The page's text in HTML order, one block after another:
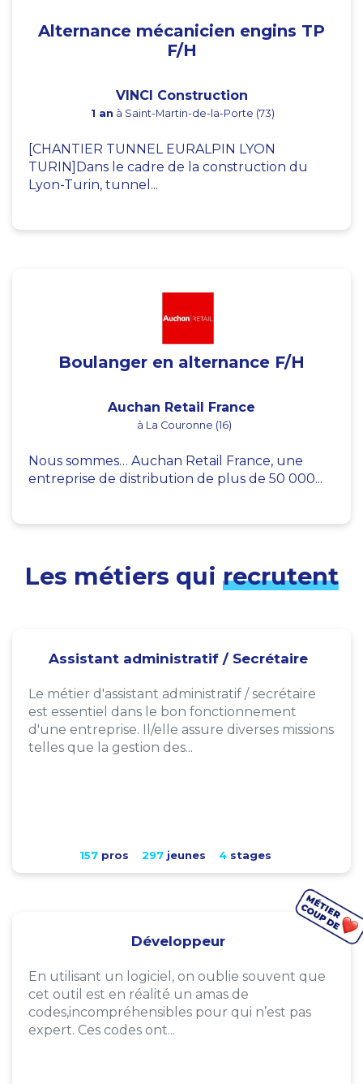
Alternance mécanicien engins TP
F/H
VINCI Construction
1 an à Saint-Martin-de-la-Porte (73)
[CHANTIER TUNNEL EURALPIN LYON
TURIN]Dans le cadre de la construction du
Lyon-Turin, tunnel...
Boulanger en alternance F/H
Auchan Retail France
à La Couronne (16)
Nous sommes… Auchan Retail France, une
entreprise de distribution de plus de 50 000...
Les métiers qui recrutent
Assistant administratif / Secrétaire
Le métier d'assistant administratif / secrétaire
est essentiel dans le bon fonctionnement
d'une entreprise. Il/elle assure diverses missions
telles que la gestion des...
157pros 297jeunes 4stages
Développeur
En utilisant un logiciel, on oublie souvent que
cet outil est en réalité un amas de
codes,incompréhensibles pour qui n’est pas
expert. Ces codes ont...